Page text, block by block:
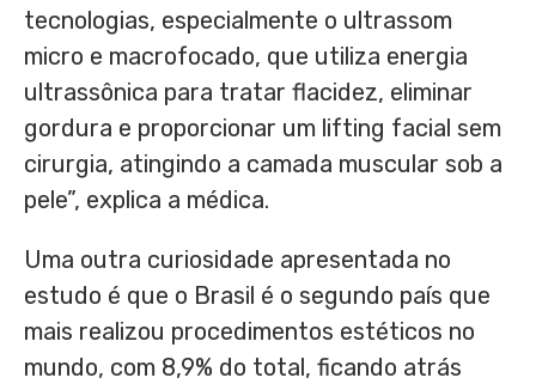
tecnologias, especialmente o ultrassom
micro e macrofocado, que utiliza energia
ultrassônica para tratar flacidez, eliminar
gordura e proporcionar um lifting facial sem
cirurgia, atingindo a camada muscular sob a
pele”, explica a médica.
Uma outra curiosidade apresentada no
estudo é que o Brasil é o segundo país que
mais realizou procedimentos estéticos no
mundo, com 8,9% do total, ficando atrás